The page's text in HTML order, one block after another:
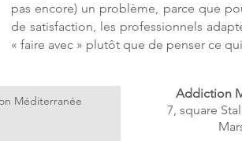
pas encore) un problème, parce que
de satisfaction, les professionnels
« faire avec » plutôt que de penser ce
Méditerranée
Addiction
7, square